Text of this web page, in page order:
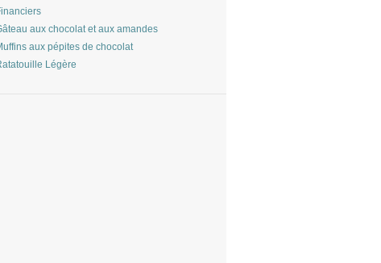
aux chocolat et aux amandes
aux pépites de chocolat
Légère